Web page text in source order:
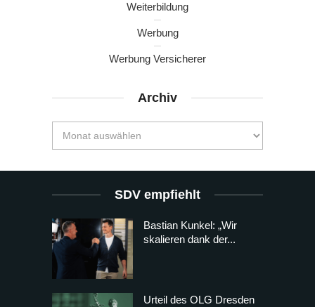
Weiterbildung
Werbung
Werbung Versicherer
Archiv
SDV empfiehlt
Bastian Kunkel: „Wir
skalieren dank der...
Urteil des OLG Dresden